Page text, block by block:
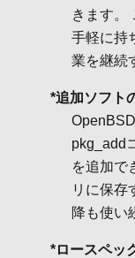
きます。
手軽に持
業を継続
*追加ソフト
pkg_add
を追加で
リに保存
降も使い
*ロースペッ